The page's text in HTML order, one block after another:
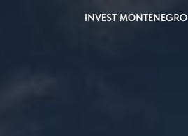
INVEST MONTENEGRO